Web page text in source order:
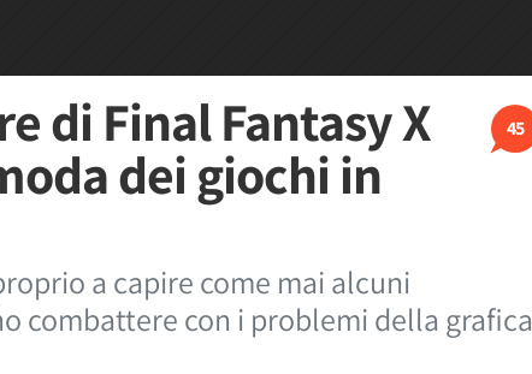
45
di Final Fantasy X
dei giochi in
a capire come mai alcuni
combattere con i problemi della grafica